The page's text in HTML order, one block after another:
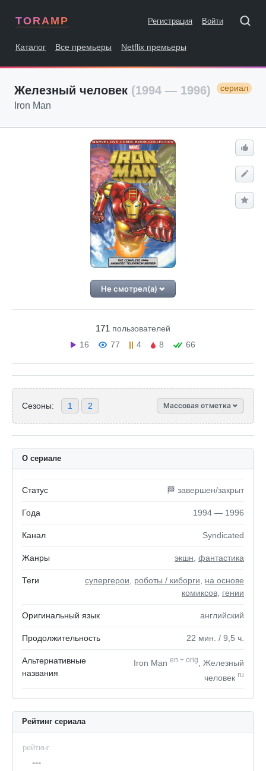
TORAMP Регистрация Войти
Каталог Все премьеры Netflix премьеры
Железный человек (1994 — 1996) сериал
Iron Man
Не смотрел(а)
171 пользователей
16
77 4 8 66
Сезоны: 1 2 Массовая отметка
О сериале
Статус 🏁 завершен/закрыт
Года 1994 — 1996
Канал Syndicated
Жанры экшн фантастика
Теги супергерои роботы / киборги
на основе
комиксов гении
Оригинальный язык английский
Продолжительность 22 мин. / 9,5 ч.
Альтернативные
названия
Iron Man en + orig
, Железный
человек ru
Рейтинг сериала
рейтинг
---